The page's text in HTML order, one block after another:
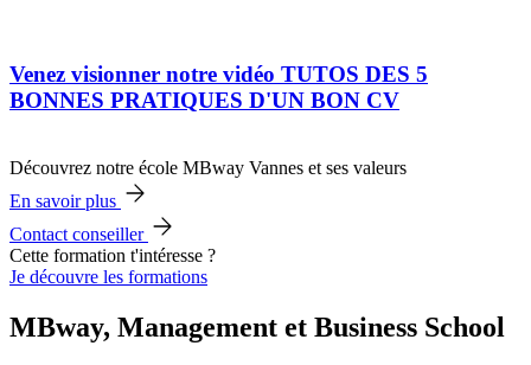
Venez visionner notre vidéo TUTOS DES 5
BONNES PRATIQUES D'UN BON CV
Découvrez notre école MBway Vannes et ses valeurs
En savoir plus
Contact conseiller
Cette formation t'intéresse ?
Je découvre les formations
MBway, Management et Business School